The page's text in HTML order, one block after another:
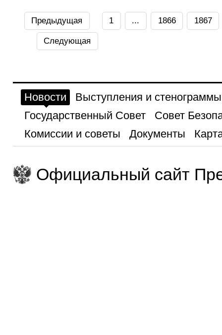
Предыдущая 1 ... 1866 1867
Следующая
Новости
Выступления и стенограммы
Государственный Совет
Совет
Комиссии и советы
Документы
Официальный сайт